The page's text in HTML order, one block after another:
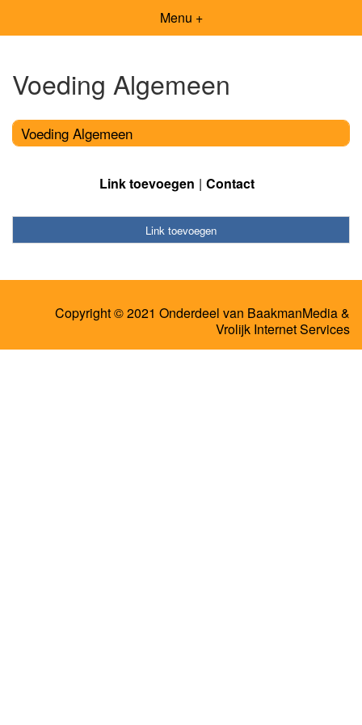
Menu +
Voeding Algemeen
Voeding Algemeen
Link toevoegen Contact
Link toevoegen
Copyright © 2021 Onderdeel van BaakmanMedia&
Vrolijk Internet Services